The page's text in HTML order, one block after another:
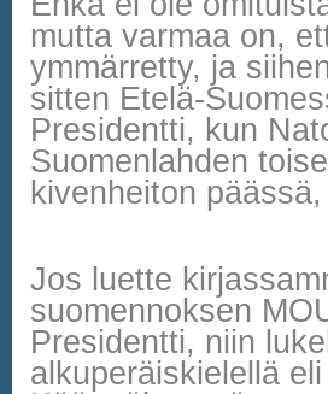
mutta varmaa on,
ymmärretty, ja
sitten Etelä-
Presidentti, kun
Suomenlahden
kivenheiton
Jos luette
suomennoksen
Presidentti, niin
alkuperäiskielellä